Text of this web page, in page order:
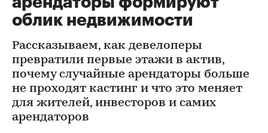
облик недвижимости
Рассказываем, как девелоперы
превратили первые этажи в актив,
почему случайные арендаторы больше
не проходят кастинг и что это меняет
для жителей, инвесторов и самих
арендаторов